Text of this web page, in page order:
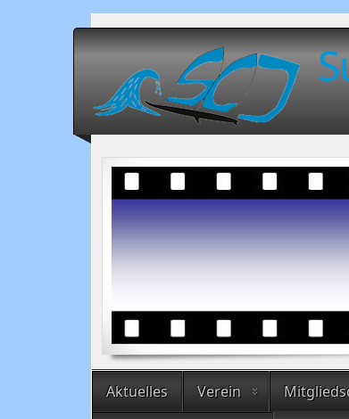
Aktuelles Verein